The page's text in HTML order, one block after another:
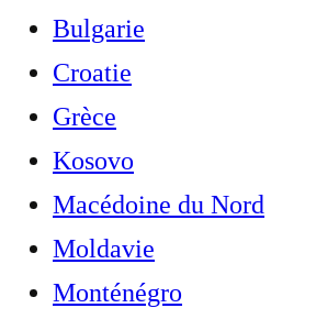
Bulgarie
Croatie
Grèce
Kosovo
Macédoine du Nord
Moldavie
Monténégro